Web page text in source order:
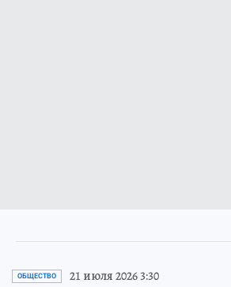
ОБЩЕСТВО 21 июля 2026 3:30